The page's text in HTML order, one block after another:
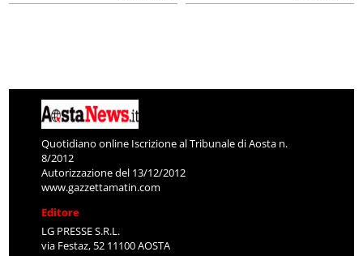
Quotidiano online Iscrizione al Tribunale di Aosta n.
8/2012
Autorizzazione del 13/12/2012
www.gazzettamatin.com
Editore
LG PRESSE S.R.L.
via Festaz, 52 11100 AOSTA